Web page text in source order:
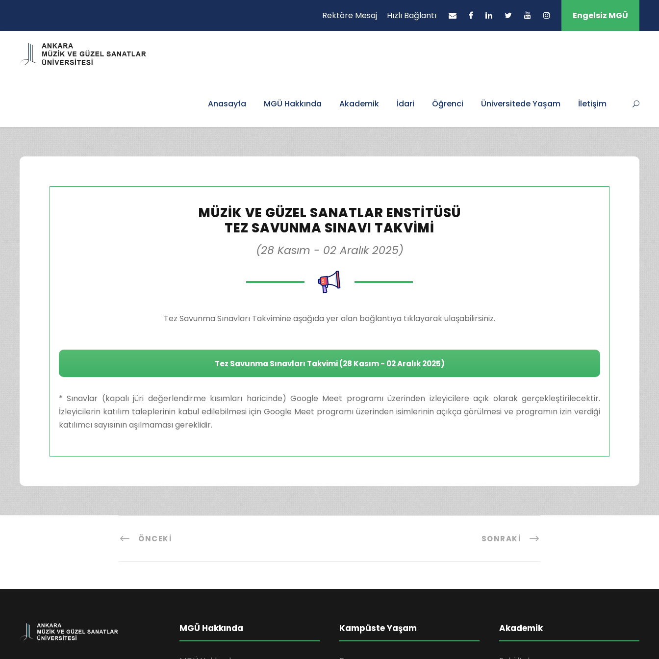
Rektöre Mesaj Hızlı Bağlantı Engelsiz MGÜ
Anasayfa MGÜ Hakkında Akademik İdari Öğrenci Üniversitede Yaşam İletişim
MÜZIK VE GÜZEL SANATLAR ENSTITÜSÜ
TEZ SAVUNMA SINAVI TAKVIMI
(28 Kasım - 02 Aralık 2025)
Tez Savunma Sınavları Takvimine aşağıda yer alan bağlantıya tıklayarak ulaşabilirsiniz.
Tez Savunma Sınavları Takvimi (28 Kasım - 02 Aralık 2025)
* Sınavlar (kapalı jüri değerlendirme kısımları haricinde) Google Meet programı üzerinden izleyicilere açık olarak gerçekleştirilecektir.
İzleyicilerin katılım taleplerinin kabul edilebilmesi için Google Meet programı üzerinden isimlerinin açıkça görülmesi ve programın izin verdiği
katılımcı sayısının aşılmaması gereklidir.
ÖNCEKI SONRAKI
MGÜ Hakkında Kampüste Yaşam Akademik